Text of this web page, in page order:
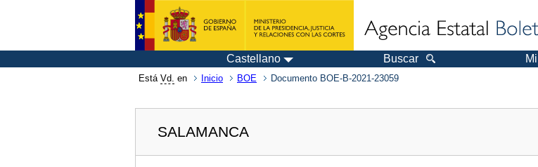
Castellano Buscar
Está Vd. en Inicio BOE Documento BOE-B-2021-23059
SALAMANCA